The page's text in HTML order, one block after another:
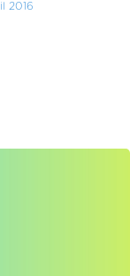
2016